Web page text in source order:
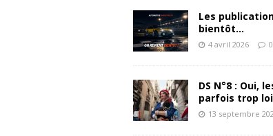
Les
bientôt…
4 avril 2026 0
DS N°8 : Oui,
parfois trop
13 septembre